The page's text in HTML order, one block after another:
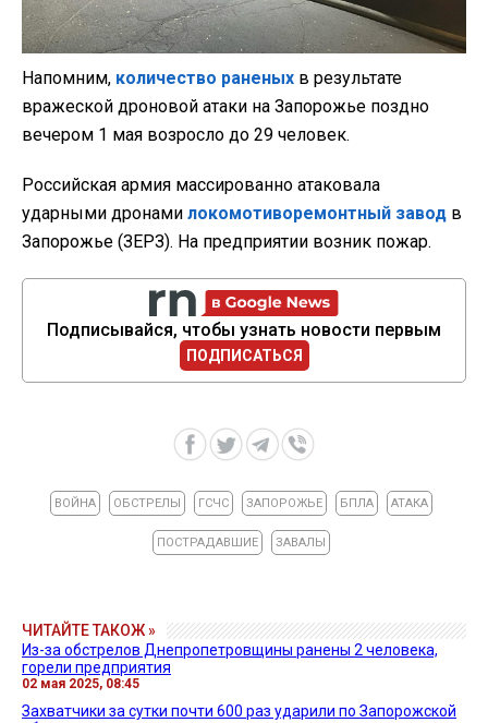
Напомним, количество раненых в результате
вражеской дроновой атаки на Запорожье поздно
вечером 1 мая возросло до 29 человек.
Российская армия массированно атаковала
ударными дронами локомотиворемонтный завод в
Запорожье (ЗЕРЗ). На предприятии возник пожар.
Подписывайся, чтобы узнать новости первым
ПОДПИСАТЬСЯ
ВОЙНА ОБСТРЕЛЫ ГСЧС ЗАПОРОЖЬЕ БПЛА АТАКА
ПОСТРАДАВШИЕ ЗАВАЛЫ
ЧИТАЙТЕ ТАКОЖ »
Из-за обстрелов Днепропетровщины ранены 2 человека,
горели предприятия
02 мая 2025, 08:45
Захватчики за сутки почти 600 раз ударили по Запорожской